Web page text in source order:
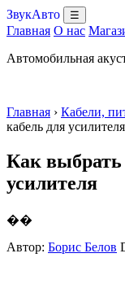
ЗвукАвто ☰
Главная О нас
Автомобильная
Главная › Кабели,
кабель для
Как выбрать
усилителя
��
Автор: Борис Белов